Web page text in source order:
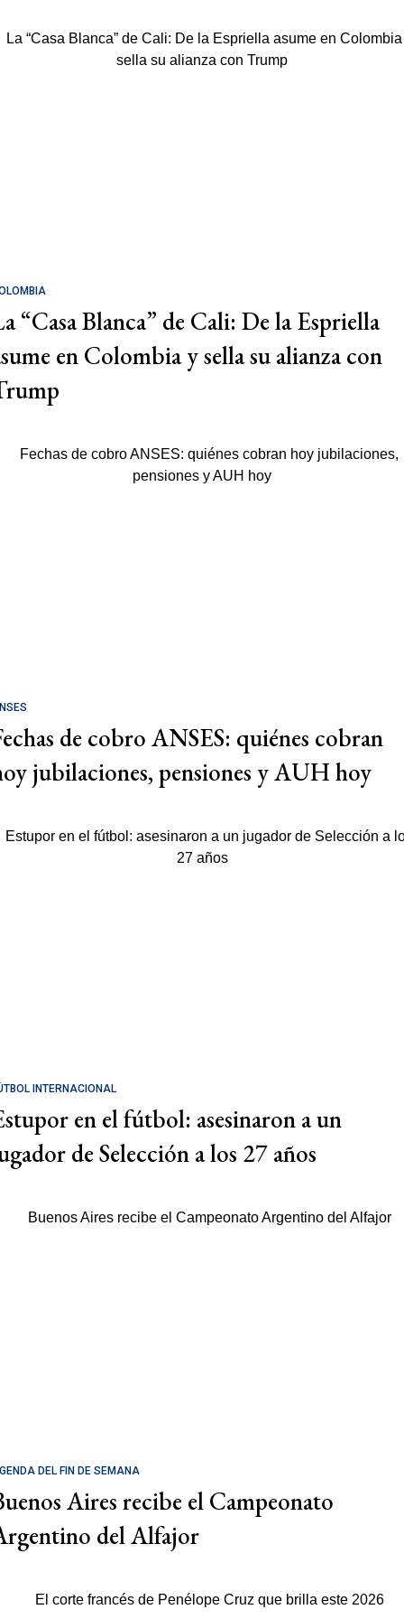
“Casa Blanca” de Cali: De la Espriella
en Colombia y sella su alianza con
de cobro ANSES: quiénes cobran
jubilaciones, pensiones y AUH hoy
INTERNACIONAL
en el fútbol: asesinaron a un
de Selección a los 27 años
DEL FIN DE SEMANA
Aires recibe el Campeonato
del Alfajor